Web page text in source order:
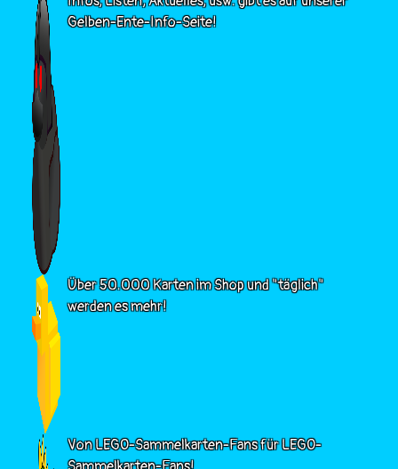
Gelben-Ente-Info-Seite!
Über 50.000 Karten im Shop und "täglich"
werden es mehr!
Von LEGO-Sammelkarten-Fans für LEGO-